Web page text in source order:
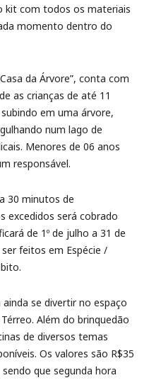
kit com todos os materiais
momento dentro do
da Árvore”, conta com
as crianças de até 11
em uma árvore,
num lago de
Menores de 06 anos
responsável.
30 minutos de
excedidos será cobrado
de 1º de julho a 31 de
feitos em Espécie /
se divertir no espaço
Além do brinquedão
de diversos temas
Os valores são R$35
que segunda hora